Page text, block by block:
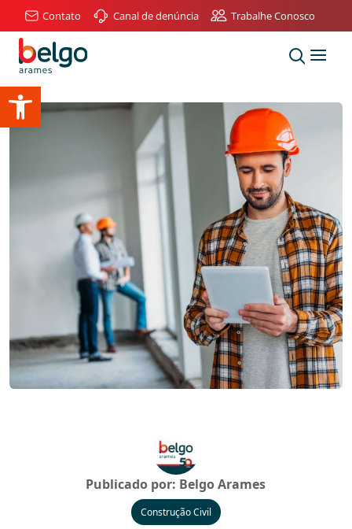
Abrir a barra de ferramentas
Contato Canal de denúncia Trabalhe Conosco
Publicado por: Belgo Arames
Construção Civil